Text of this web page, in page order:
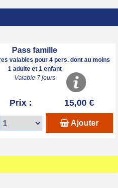
Pass famille
valables pour 4 pers. dont au moins
1 adulte et 1 enfant
Valable 7 jours
Prix : 15,00 €
Ajouter